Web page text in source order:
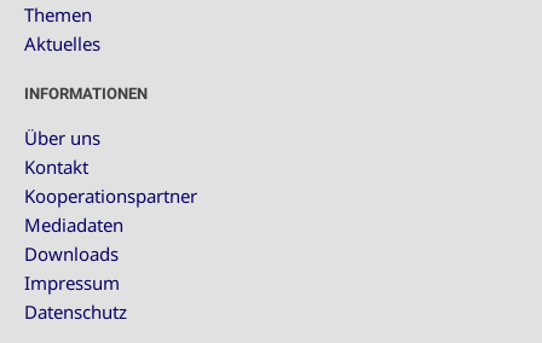
Themen
Aktuelles
INFORMATIONEN
Über uns
Kontakt
Kooperationspartner
Mediadaten
Downloads
Impressum
Datenschutz